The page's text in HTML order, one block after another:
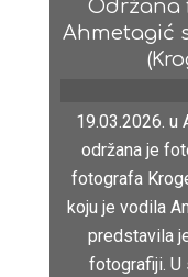
Održana
Ahmetagić
19.03.2026. u
održana je
fotografa
koju je vodila
predstavila
fotografiji. U